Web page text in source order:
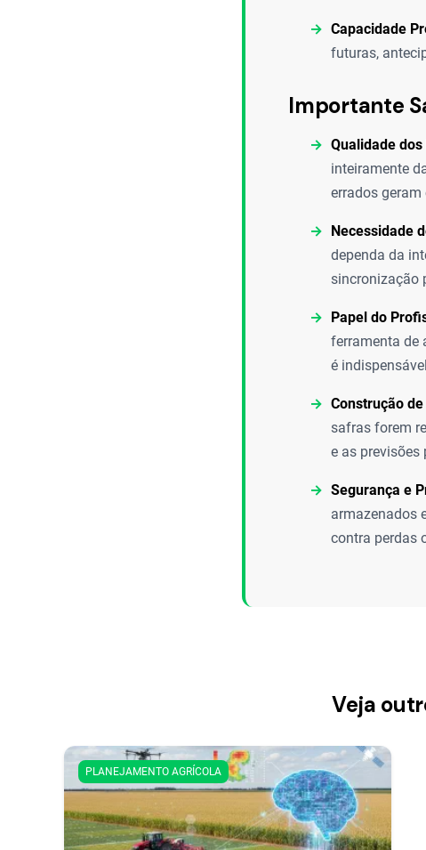
Capacidade
futuras,
Importante
Qualidade
inteiramente
errados
Necessidade
dependa da
sincronização
Papel do
ferramenta de
é
Construção
safras forem
e as previsões
Segurança e
armazenados
contra perdas
Veja
PLANEJAMENTO AGRÍCOLA